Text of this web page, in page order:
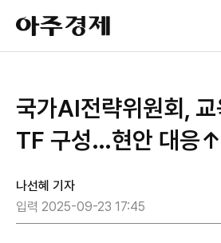
아
주
경
국가AI전략위원회, 교
TF 구성…현안 대응↑
나선혜 기자
입력 2025-09-23 17:45